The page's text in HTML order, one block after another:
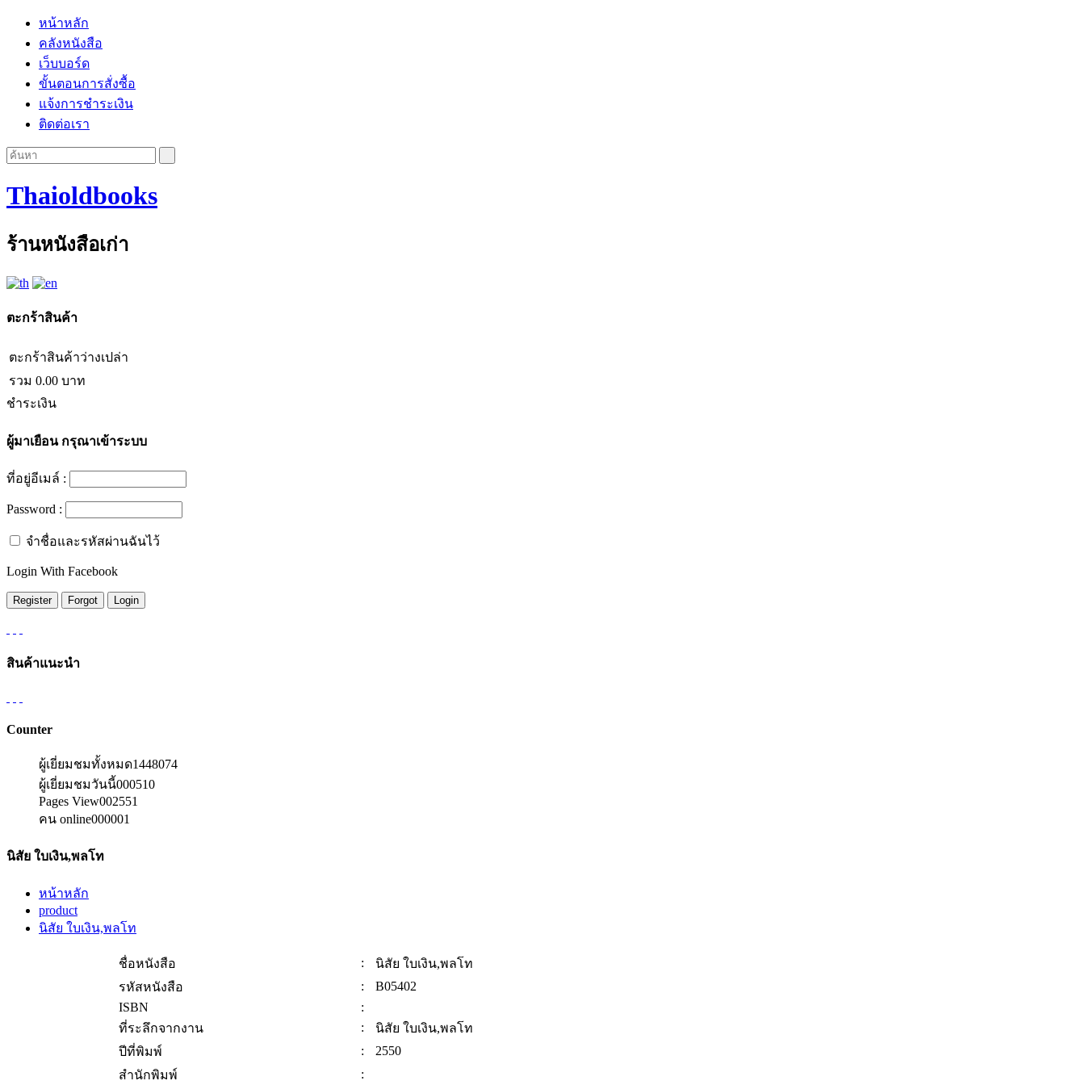
หน้าหลัก
คลังหนังสือ
เว็บบอร์ด
ขั้นตอนการสั่งซื้อ
แจ้งการชำระเงิน
ติดต่อเรา
Thaioldbooks
ร้านหนังสือเก่า
ตะกร้าสินค้า
ตะกร้าสินค้าว่างเปล่า
รวม 0.00 บาท
ชำระเงิน
ผู้มาเยือนกรุณาเข้าระบบ
ที่อยู่อีเมล์ :
Password :
จำชื่อและรหัสผ่านฉันไว้
Login With Facebook
สินค้าแนะนำ
Counter
ผู้เยี่ยมชมทั้งหมด1448074
ผู้เยี่ยมชมวันนี้000510
Pages View002551
คน online000001
นิสัย ใบเงิน,พลโท
หน้าหลัก
product
นิสัย ใบเงิน,พลโท
ชื่อหนังสือ :
นิสัย ใบเงิน,พลโท
รหัสหนังสือ
:
B05402
ISBN
:
ที่ระลึกจากงาน
:
นิสัย ใบเงิน,พลโท
ปีที่พิมพ์
:
2550
สำนักพิมพ์
: